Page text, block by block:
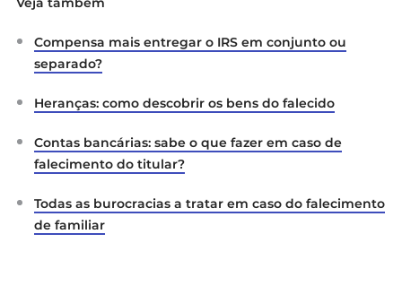
Compensa mais entregar o IRS em conjunto ou
separado?
Heranças: como descobrir os bens do falecido
Contas bancárias: sabe o que fazer em caso de
falecimento do titular?
Todas as burocracias a tratar em caso do falecimento
de familiar